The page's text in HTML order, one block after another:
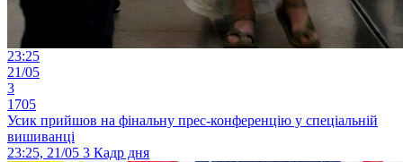
23:25
21/05
3
1705
Усик прийшов на фінальну прес-конференцію у спеціальній
вишиванці
23:25, 21/05 3 Кадр дня